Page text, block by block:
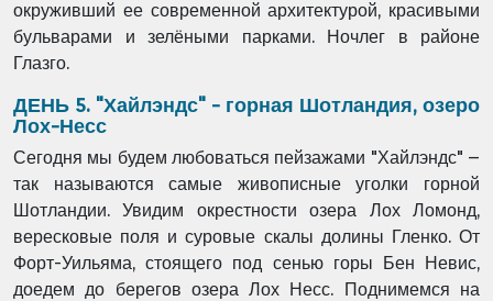
окруживший ее современной архитектурой, красивыми
бульварами и зелёными парками. Ночлег в районе
Глазго.
ДЕНЬ 5. "Хайлэндс" - горная Шотландия, озеро
Лох-Несс
Сегодня мы будем любоваться пейзажами "Хайлэндс" –
так называются самые живописные уголки горной
Шотландии. Увидим окрестности озера Лох Ломонд,
вересковые поля и суровые скалы долины Гленко. От
Форт-Уильяма, стоящего под сенью горы Бен Невис,
доедем до берегов озера Лох Несс. Поднимемся на